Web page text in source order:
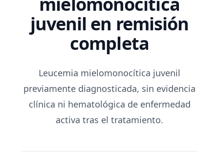
juvenil en remisión
completa
Leucemia mielomonocítica juvenil
previamente diagnosticada, sin evidencia
clínica ni hematológica de enfermedad
activa tras el tratamiento.